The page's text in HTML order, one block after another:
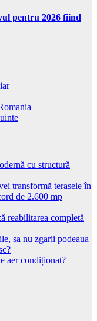
pentru 2026 fiind
cu structură
transformă terasele în
de 2.600 mp
reabilitarea completă
sa nu zgarii podeaua
aer condiționat?